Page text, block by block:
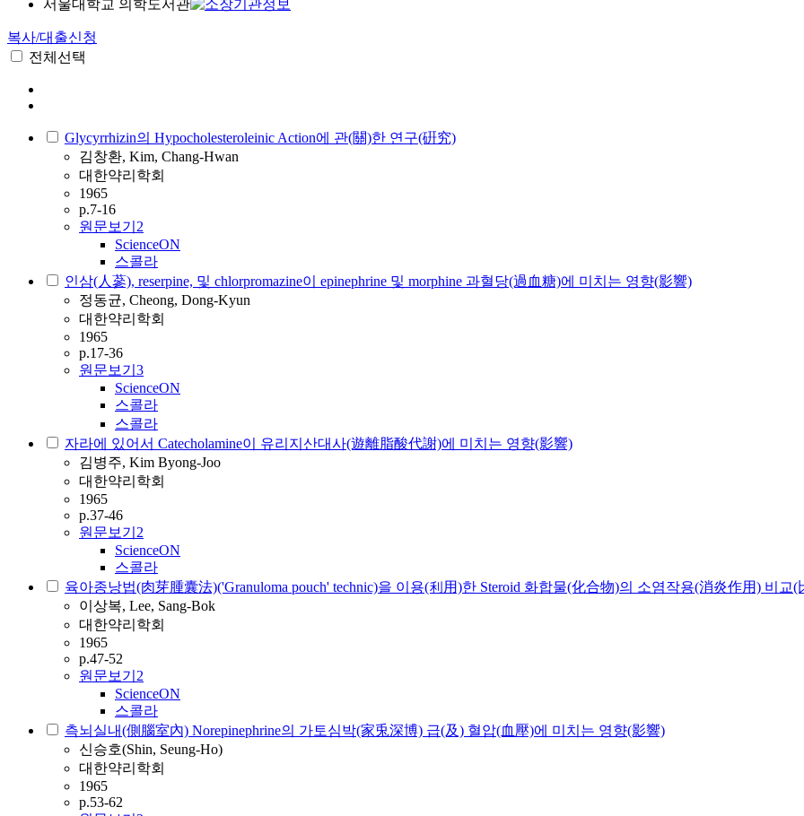
서울대학교 의학도서관
복사/대출신청
전체선택
Glycyrrhizin의 Hypocholesteroleinic Action에 관(關)한 연구(硏究)
김창환, Kim, Chang-Hwan
대한약리학회
1965
p.7-16
원문보기 2
ScienceON
스콜라
인삼(人蔘), reserpine, 및 chlorpromazine이 epinephrine 및 morphine 과혈당(過血糖)에 미치는 영향(影響)
정동균, Cheong, Dong-Kyun
대한약리학회
1965
p.17-36
원문보기 3
ScienceON
스콜라
스콜라
자라에 있어서 Catecholamine이 유리지산대사(遊離脂酸代謝)에 미치는 영향(影響)
김병주, Kim Byong-Joo
대한약리학회
1965
p.37-46
원문보기 2
ScienceON
스콜라
육아종낭법(肉芽腫囊法)('Granuloma pouch' technic)을 이용(利用)한 Steroid 화합물(化合物)의 소염작용(消炎作用) 비교(
이상복, Lee, Sang-Bok
대한약리학회
1965
p.47-52
원문보기 2
ScienceON
스콜라
측뇌실내(側腦室內) Norepinephrine의 가토심박(家兎深博) 급(及) 혈압(血壓)에 미치는 영향(影響)
신승호(Shin, Seung-Ho)
대한약리학회
1965
p.53-62